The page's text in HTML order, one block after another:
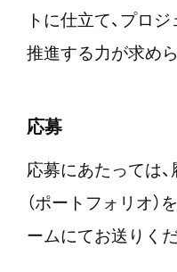
トに仕立て、プロ
推進する力が求め
応募
応募にあたっては、
（ポートフォリオ
ームにてお送りくだ